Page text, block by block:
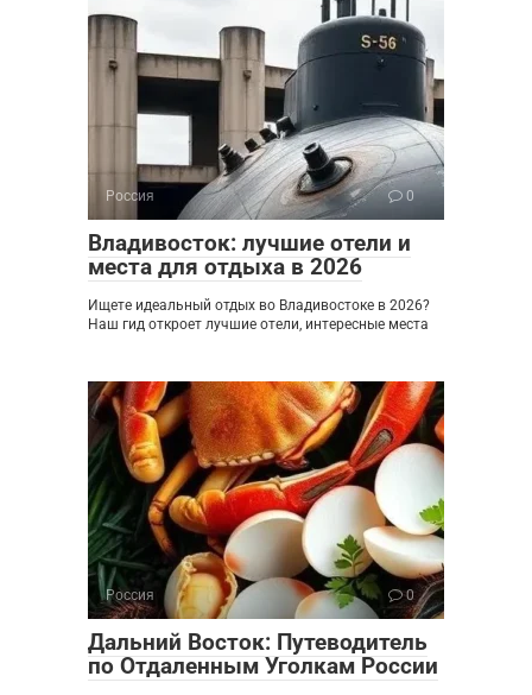
Россия 0
Владивосток: лучшие отели и
места для отдыха в 2026
Ищете идеальный отдых во Владивостоке в 2026?
Наш гид откроет лучшие отели, интересные места
Россия 0
Дальний Восток: Путеводитель
по Отдаленным Уголкам России